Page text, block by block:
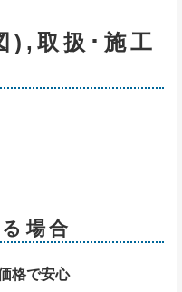
),取扱･施工
場合
格で安心